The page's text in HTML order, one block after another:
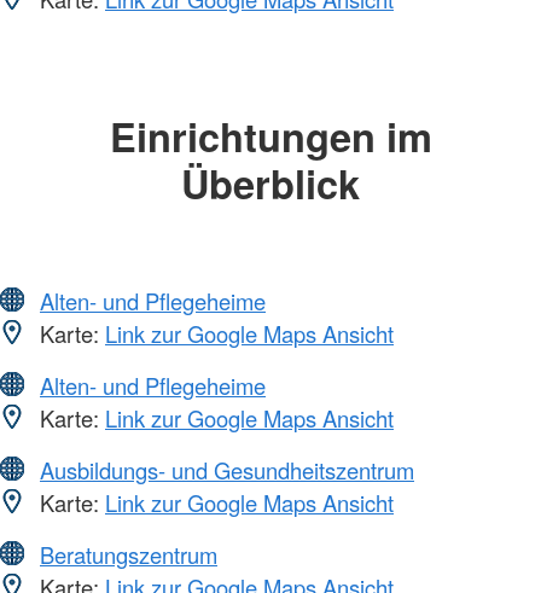
Einrichtungen im
Überblick
Alten- und Pflegeheime
Karte: Link zur Google Maps Ansicht
Alten- und Pflegeheime
Karte: Link zur Google Maps Ansicht
Ausbildungs- und Gesundheitszentrum
Karte: Link zur Google Maps Ansicht
Beratungszentrum
Karte: Link zur Google Maps Ansicht